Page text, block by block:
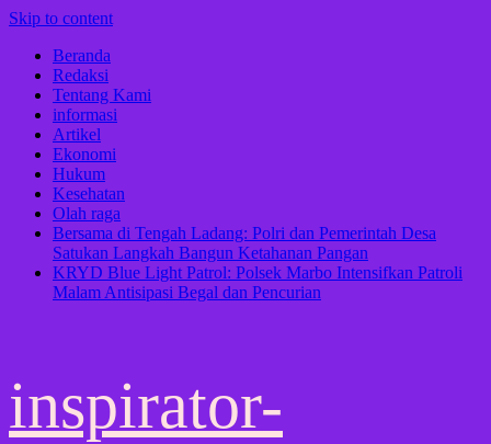
Skip to content
Beranda
Redaksi
Tentang Kami
informasi
Artikel
Ekonomi
Hukum
Kesehatan
Olah raga
Bersama di Tengah Ladang: Polri dan Pemerintah Desa
Satukan Langkah Bangun Ketahanan Pangan
KRYD Blue Light Patrol: Polsek Marbo Intensifkan Patroli
Malam Antisipasi Begal dan Pencurian
inspirator-